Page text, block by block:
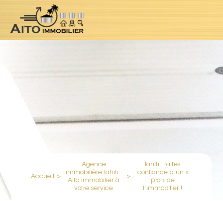
Accueil >
Agence
immobilière Tahiti :
Aito Immobilier à
votre service
>
Tahiti : faites
confiance à un «
pro » de
l’immobilier !